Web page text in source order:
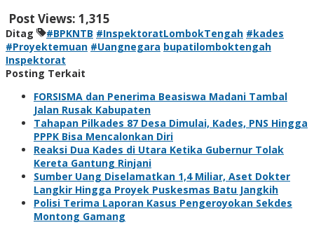
Post Views: 1,315
Ditag #BPKNTB #InspektoratLombokTengah #kades
#Proyektemuan #Uangnegara bupatilomboktengah
Inspektorat
Posting Terkait
FORSISMA dan Penerima Beasiswa Madani Tambal
Jalan Rusak Kabupaten
Tahapan Pilkades 87 Desa Dimulai, Kades, PNS Hingga
PPPK Bisa Mencalonkan Diri
Reaksi Dua Kades di Utara Ketika Gubernur Tolak
Kereta Gantung Rinjani
Sumber Uang Diselamatkan 1,4 Miliar, Aset Dokter
Langkir Hingga Proyek Puskesmas Batu Jangkih
Polisi Terima Laporan Kasus Pengeroyokan Sekdes
Montong Gamang